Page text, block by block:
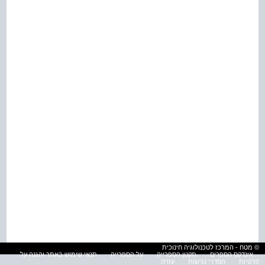
© מטח - המרכז לטכנולוגיה חינוכית
אינדקס הספרים
תקנון הספרייה על הספרייה
תנאי שימוש באתר והגנה על
פרטיות
הסדרי נגישות עזרה